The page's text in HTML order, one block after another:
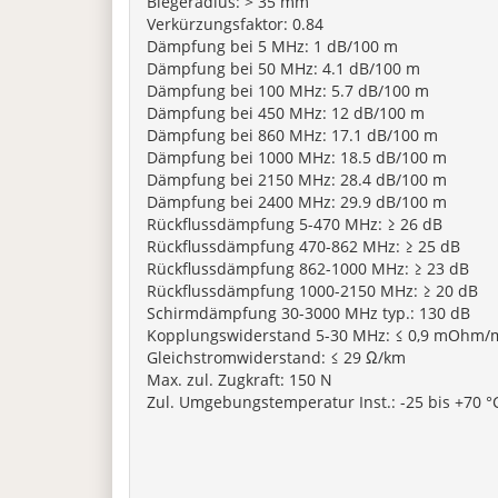
Verkürzungsfaktor: 0.84
Dämpfung bei 5 MHz: 1 dB/100 m
Dämpfung bei 50 MHz: 4.1 dB/100 m
Dämpfung bei 100 MHz: 5.7 dB/100 m
Dämpfung bei 450 MHz: 12 dB/100 m
Dämpfung bei 860 MHz: 17.1 dB/100 m
Dämpfung bei 1000 MHz: 18.5 dB/100 m
Dämpfung bei 2150 MHz: 28.4 dB/100 m
Dämpfung bei 2400 MHz: 29.9 dB/100 m
Rückflussdämpfung 5-470 MHz: ≥ 26 dB
Rückflussdämpfung 470-862 MHz: ≥ 25 dB
Rückflussdämpfung 862-1000 MHz: ≥ 23 dB
Rückflussdämpfung 1000-2150 MHz: ≥ 20 dB
Schirmdämpfung 30-3000 MHz typ.: 130 dB
Kopplungswiderstand 5-30 MHz: ≤ 0,9 mOhm/
Gleichstromwiderstand: ≤ 29 Ω/km
Max. zul. Zugkraft: 150 N
Zul. Umgebungstemperatur Inst.: -25 bis +70